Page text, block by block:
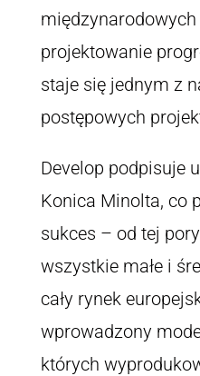
projektowanie
staje się jednym z
postępowych
Develop podpisuje
Konica Minolta, co
sukces – od tej
wszystkie małe i
cały rynek
wprowadzony
których